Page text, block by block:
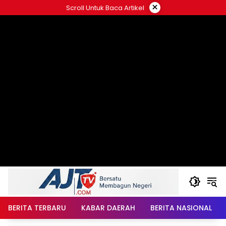
ke
Scroll Untuk Baca Artikel ×
BERITA TERBARU KABAR DAERAH BERITA NASIONAL